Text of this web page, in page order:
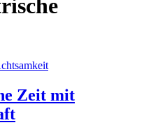
Zeit mit